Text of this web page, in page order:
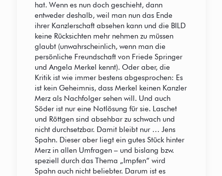
hat. Wenn es nun doch geschieht, dann
entweder deshalb, weil man nun das Ende
ihrer Kanzlerschaft absehen kann und die BILD
keine Rücksichten mehr nehmen zu müssen
glaubt (unwahrscheinlich, wenn man die
persönliche Freundschaft von Friede Springer
und Angela Merkel kennt). Oder aber, die
Kritik ist wie immer bestens abgesprochen: Es
ist kein Geheimnis, dass Merkel keinen Kanzler
Merz als Nachfolger sehen will. Und auch
Söder ist nur eine Notlösung für sie. Laschet
und Röttgen sind absehbar zu schwach und
nicht durchsetzbar. Damit bleibt nur … Jens
Spahn. Dieser aber liegt ein gutes Stück hinter
Merz in allen Umfragen – und bislang bzw.
speziell durch das Thema „Impfen“ wird
Spahn auch nicht beliebter. Darum ist es